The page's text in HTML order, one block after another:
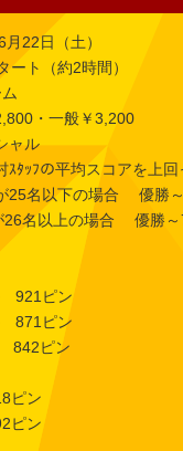
22日（土）
ート（約2時間）
・一般￥3,200
ャル
ｽﾀｯﾌの平均スコアを上
25名以下の場合 優勝
以上の場合 優勝～7
921ピン
871ピン
842ピン
ピン
ピン